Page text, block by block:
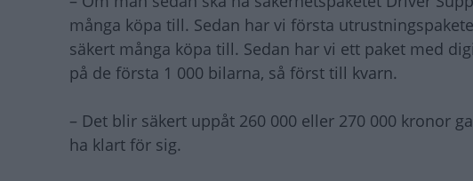
många köpa till. Sedan har vi första
säkert många köpa till. Sedan har vi ett paket med
på de första 1 000 bilarna, så först till kvarn.
– Det blir säkert uppåt 260 000 eller 270 000 kronor
ha klart för sig.